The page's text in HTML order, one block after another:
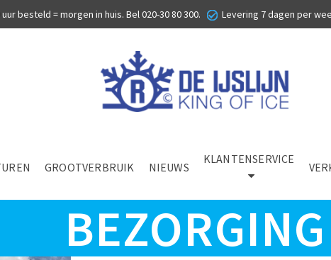
uur besteld = morgen in huis. Bel020-30 80 300. Levering 7 dagen per
GROOTVERBRUIK NIEUWS
KLANTENSERVICE
BEZORGING